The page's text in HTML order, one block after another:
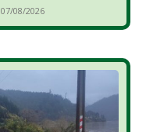
07/08/2026